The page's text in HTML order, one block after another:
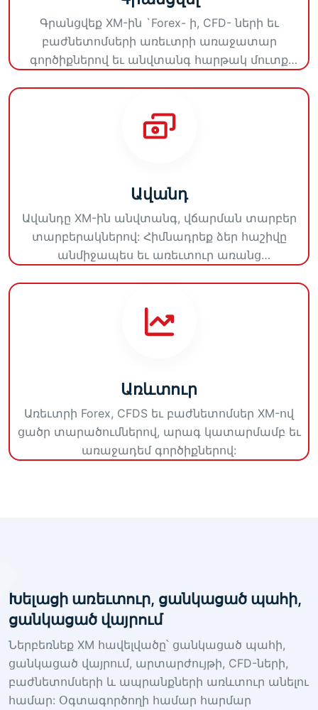
Գրանցվեք XM-ին `Forex- ի, CFD- ների եւ
բաժնետոմսերի առեւտրի առաջատար
գործիքներով եւ անվտանգ հարթակ մուտք
Ավանդ
Ավանդը XM-ին անվտանգ, վճարման տարբեր
տարբերակներով: Հիմնադրեք ձեր հաշիվը
անմիջապես եւ առեւտուր առանց
Առևտուր
Առեւտրի Forex, CFDS եւ բաժնետոմսեր XM-ով
ցածր տարածումներով, արագ կատարմամբ եւ
առաջադեմ գործիքներով:
Խելացի առեւտուր, ցանկացած պահի,
ցանկացած վայրում
Ներբեռնեք XM հավելվածը՝ ցանկացած պահի,
ցանկացած վայրում, արտարժույթի, CFD-ների,
բաժնետոմսերի և ապրանքների առևտուր անելու
համար: Օգտագործողի համար հարմար